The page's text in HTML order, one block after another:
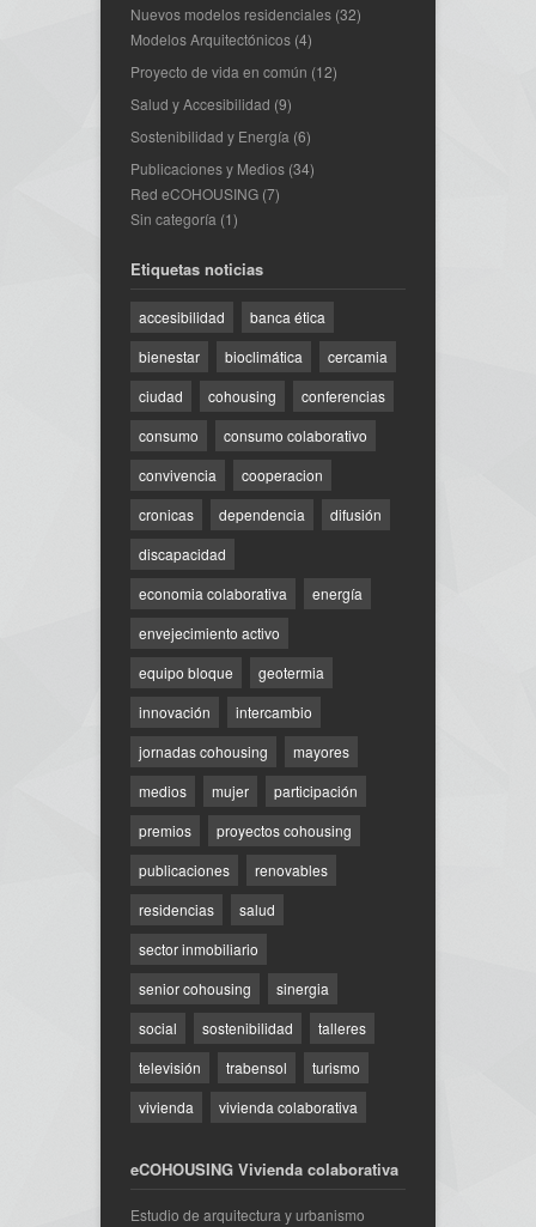
Nuevos modelos residenciales (32)
Modelos Arquitectónicos (4)
Proyecto de vida en común (12)
Salud y Accesibilidad (9)
Sostenibilidad y Energía (6)
Publicaciones y Medios (34)
Red eCOHOUSING (7)
Sin categoría (1)
Etiquetas noticias
accesibilidad
banca ética
bienestar
bioclimática
cercamia
ciudad
cohousing
conferencias
consumo
consumo colaborativo
convivencia
cooperacion
cronicas
dependencia
difusión
discapacidad
economia colaborativa
energía
envejecimiento activo
equipo bloque
geotermia
innovación
intercambio
jornadas cohousing
mayores
medios
mujer
participación
premios
proyectos cohousing
publicaciones
renovables
residencias
salud
sector inmobiliario
senior cohousing
sinergia
social
sostenibilidad
talleres
televisión
trabensol
turismo
vivienda
vivienda colaborativa
eCOHOUSING Vivienda colaborativa
Estudio de arquitectura y urbanismo